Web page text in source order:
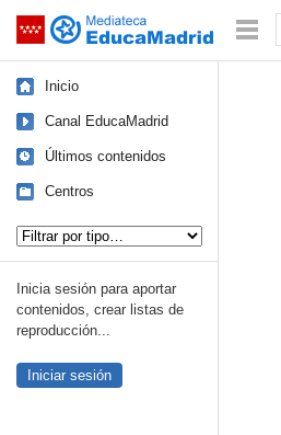
Saltar navegación
Inicio
Canal EducaMadrid
Últimos contenidos
Centros
Inicia sesión para aportar
contenidos, crear listas de
reproducción...
Iniciar sesión